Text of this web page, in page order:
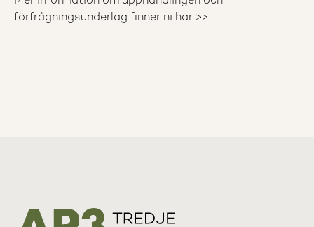
förfrågningsunderlag finner ni här >>